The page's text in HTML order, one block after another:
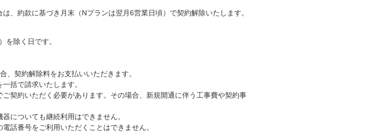
、約款に基づき月末（Nプランは翌月6営業日頃）で契約解除いたします。
除く日です。
、契約解除料をお支払いいただきます。
括で請求いたします。
契約いただく必要があります。その場合、新規開通に伴う工事費や契約事
についても継続利用はできません。
話番号をご利用いただくことはできません。